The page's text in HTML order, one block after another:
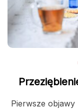
Pierwsze